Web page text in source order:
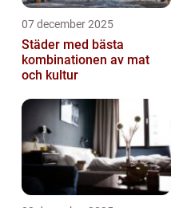
07 december 2025
Städer med bästa
kombinationen av mat
och kultur